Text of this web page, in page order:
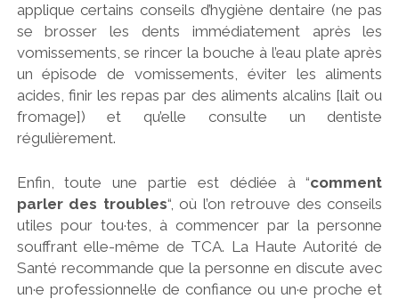
applique certains conseils d’hygiène dentaire (ne pas
se brosser les dents immédiatement après les
vomissements, se rincer la bouche à l’eau plate après
un épisode de vomissements, éviter les aliments
acides, finir les repas par des aliments alcalins [lait ou
fromage]) et qu’elle consulte un dentiste
régulièrement.
Enfin, toute une partie est dédiée à “comment
parler des troubles“, où l’on retrouve des conseils
utiles pour tou·tes, à commencer par la personne
souffrant elle-même de TCA. La Haute Autorité de
Santé recommande que la personne en discute avec
un·e professionnel·le de confiance ou un·e proche et